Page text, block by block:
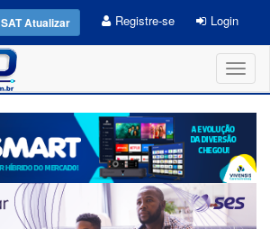
SAT Atualizar Registre-se Login